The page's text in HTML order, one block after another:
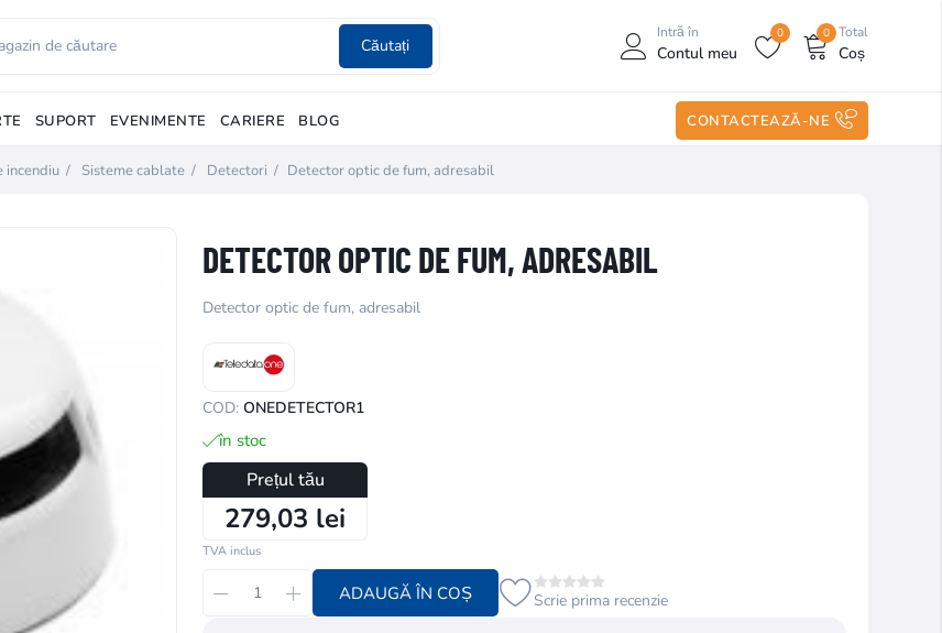
Căutați
Intră în
Contul meu
0 Total
Coș
0
SUPORT EVENIMENTE CARIERE BLOG CONTACTEAZĂ-NE
incendiu / Sisteme cablate / Detectori / Detector optic de fum, adresabil
DETECTOR OPTIC DE FUM, ADRESABIL
Detector optic de fum, adresabil
COD: ONEDETECTOR1
în stoc
Prețul tău
279,03 lei
TVA inclus
ADAUGĂ ÎN COȘ Scrie prima recenzie